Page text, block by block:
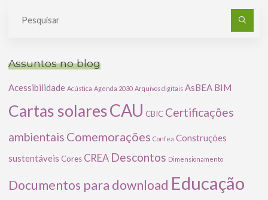
Assuntos no blog
Acessibilidade Acústica Agenda 2030 Arquivos digitais AsBEA BIM
Cartas solaresCAU CBIC Certificações
ambientais Comemorações Confea Construções
sustentáveis Cores CREA Descontos Dimensionamento
Documentos para download Educação